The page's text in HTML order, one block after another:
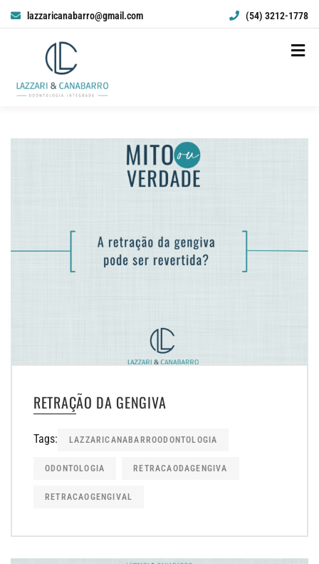
lazzaricanabarro@gmail.com (54) 3212-1778
RETRAÇÃO DA GENGIVA
Tags: LAZZARICANABARROODONTOLOGIA
ODONTOLOGIA RETRACAODAGENGIVA
RETRACAOGENGIVAL